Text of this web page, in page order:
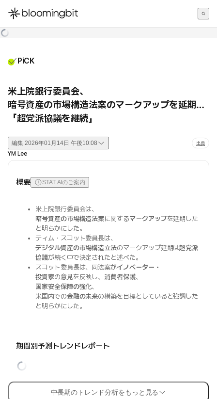
한국어
PiCK
米上院銀行委員会、
暗号資産の市場構造法案のマークアップを延期…
「超党派協議を継続」
編集 2026年01月14日 午後10:08 出典
YM Lee
概要 STAT AIのご案内
米上院銀行委員会は、
暗号資産の市場構造法案に関するマークアップを延期した
と明らかにした。
ティム・スコット委員長は、
デジタル資産の市場構造立法のマークアップ延期は超党派
協議が続く中で決定されたと述べた。
スコット委員長は、同法案がイノベーター・
投資家の意見を反映し、消費者保護、
国家安全保障の強化、
米国内での金融の未来の構築を目標としていると強調した
と明らかにした。
期間別予測トレンドレポート
中長期のトレンド分析をもっと見る